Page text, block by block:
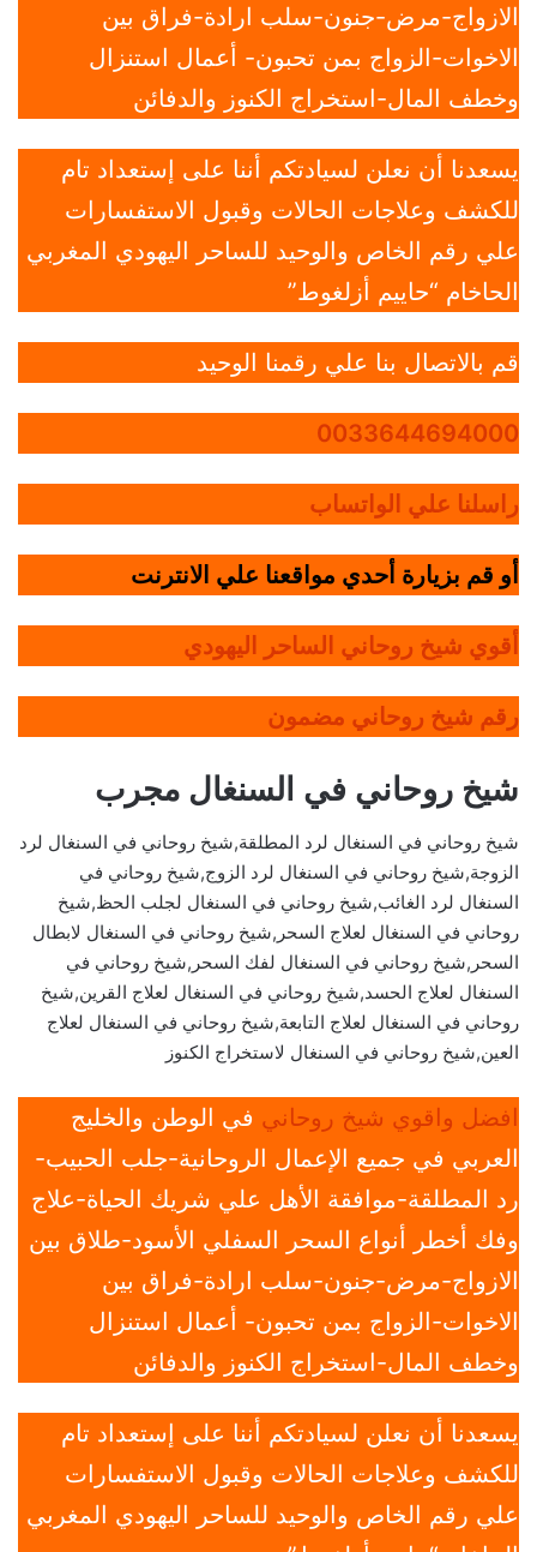
الازواج-مرض-جنون-سلب ارادة-فراق بين
الاخوات-الزواج بمن تحبون- أعمال استنزال
وخطف المال-استخراج الكنوز والدفائن
يسعدنا أن نعلن لسيادتكم أننا على إستعداد تام
للكشف وعلاجات الحالات وقبول الاستفسارات
علي رقم الخاص والوحيد للساحر اليهودي المغربي
الحاخام “حاييم أزلغوط”
قم بالاتصال بنا علي رقمنا الوحيد
0033644694000
راسلنا علي الواتساب
أو قم بزيارة أحدي مواقعنا علي الانترنت
أقوي شيخ روحاني الساحر اليهودي
رقم شيخ روحاني مضمون
شيخ روحاني في السنغال مجرب
شيخ روحاني في السنغال لرد المطلقة,شيخ روحاني في السنغال لرد
الزوجة,شيخ روحاني في السنغال لرد الزوج,شيخ روحاني في
السنغال لرد الغائب,شيخ روحاني في السنغال لجلب الحظ,شيخ
روحاني في السنغال لعلاج السحر,شيخ روحاني في السنغال لابطال
السحر,شيخ روحاني في السنغال لفك السحر,شيخ روحاني في
السنغال لعلاج الحسد,شيخ روحاني في السنغال لعلاج القرين,شيخ
روحاني في السنغال لعلاج التابعة,شيخ روحاني في السنغال لعلاج
العين,شيخ روحاني في السنغال لاستخراج الكنوز
افضل واقوي شيخ روحاني في الوطن والخليج
العربي في جميع الإعمال الروحانية-جلب الحبيب-
رد المطلقة-موافقة الأهل علي شريك الحياة-علاج
وفك أخطر أنواع السحر السفلي الأسود-طلاق بين
الازواج-مرض-جنون-سلب ارادة-فراق بين
الاخوات-الزواج بمن تحبون- أعمال استنزال
وخطف المال-استخراج الكنوز والدفائن
يسعدنا أن نعلن لسيادتكم أننا على إستعداد تام
للكشف وعلاجات الحالات وقبول الاستفسارات
علي رقم الخاص والوحيد للساحر اليهودي المغربي